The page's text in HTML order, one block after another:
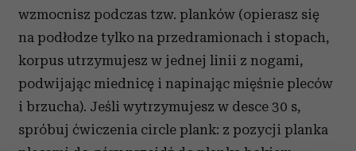
wzmocnisz podczas tzw. planków (opierasz się
na podłodze tylko na przedramionach i stopach,
korpus utrzymujesz w jednej linii z nogami,
podwijając miednicę i napinając mięśnie pleców
i brzucha). Jeśli wytrzymujesz w desce 30 s,
spróbuj ćwiczenia circle plank: z pozycji planka